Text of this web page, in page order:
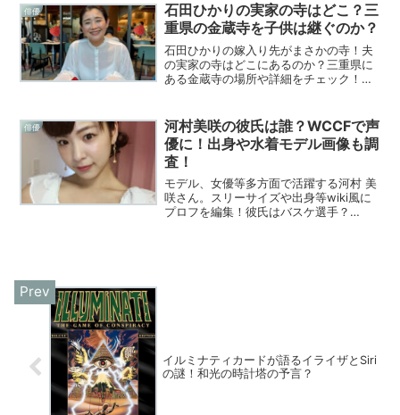
俳優
石田ひかりの実家の寺はどこ？三
重県の金蔵寺を子供は継ぐのか？
石田ひかりの嫁入り先がまさかの寺！夫
の実家の寺はどこにあるのか？三重県に
ある金蔵寺の場所や詳細をチェック！子
俳優
河村美咲の彼氏は誰？WCCFで声
優に！出身や水着モデル画像も調
査！
モデル、女優等多方面で活躍する河村 美
咲さん。スリーサイズや出身等wiki風に
プロフを編集！彼氏はバスケ選手？
イルミナティカードが語るイライザとSiri
の謎！和光の時計塔の予言？